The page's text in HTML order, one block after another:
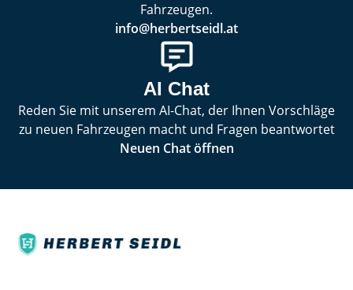
Fahrzeugen.
info@herbertseidl.at
AI Chat
Reden Sie mit unserem AI-Chat, der Ihnen Vorschläge
zu neuen Fahrzeugen macht und Fragen beantwortet
Neuen Chat öffnen